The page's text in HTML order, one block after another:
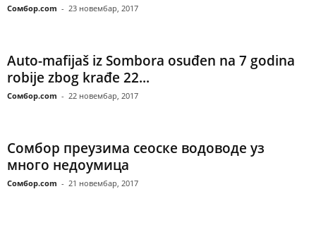
Сомбор.com - 23 новембар, 2017
Auto-mafijaš iz Sombora osuđen na 7 godina
robije zbog krađe 22...
Сомбор.com - 22 новембар, 2017
Сомбор преузима сеоске водоводе уз
много недоумица
Сомбор.com - 21 новембар, 2017